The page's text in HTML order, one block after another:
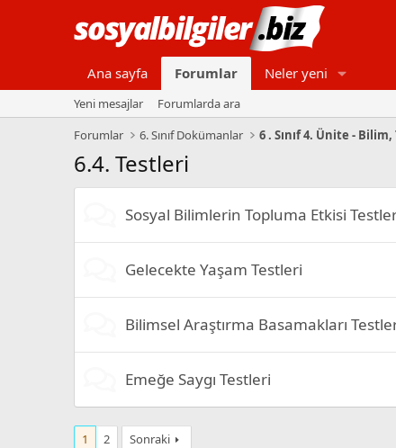
Ana sayfa Forumlar Neler yeni
Yeni mesajlar
Forumlarda ara
Forumlar
6. Sınıf Dokümanlar 6 . Sınıf 4. Ünite -
6.4. Testleri
Sosyal Bilimlerin Topluma Etkisi
Gelecekte Yaşam Testleri
Bilimsel Araştırma Basamakları
Emeğe Saygı Testleri
1 2 Sonraki